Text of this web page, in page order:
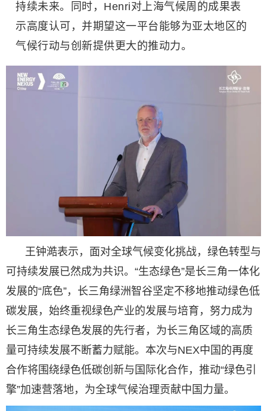
持续未来。同时，Henri对上海气候周的成果表
示高度认可，并期望这一平台能够为亚太地区的
气候行动与创新提供更大的推动力。
王钟澔表示，面对全球气候变化挑战，绿色转型与
可持续发展已然成为共识。“生态绿色”是长三角一体化
发展的“底色”，长三角绿洲智谷坚定不移地推动绿色低
碳发展，始终重视绿色产业的发展与培育，努力成为
长三角生态绿色发展的先行者，为长三角区域的高质
量可持续发展不断蓄力赋能。本次与NEX中国的再度
合作将围绕绿色低碳创新与国际化合作，推动“绿色引
擎”加速营落地，为全球气候治理贡献中国力量。